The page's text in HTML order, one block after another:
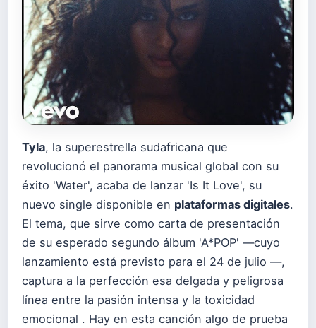
Tyla, la superestrella sudafricana que
revolucionó el panorama musical global con su
éxito 'Water', acaba de lanzar 'Is It Love', su
nuevo single disponible en plataformas digitales.
El tema, que sirve como carta de presentación
de su esperado segundo álbum 'A*POP' —cuyo
lanzamiento está previsto para el 24 de julio —,
captura a la perfección esa delgada y peligrosa
línea entre la pasión intensa y la toxicidad
emocional . Hay en esta canción algo de prueba